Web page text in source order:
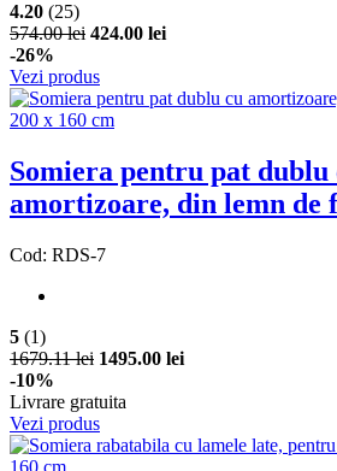
4.20 (25)
574.00 lei 424.00 lei
-26%
Vezi produs
Somiera pentru pat dublu
amortizoare, din lemn de
Cod: RDS-7
5 (1)
1679.11 lei 1495.00 lei
-10%
Livrare gratuita
Vezi produs